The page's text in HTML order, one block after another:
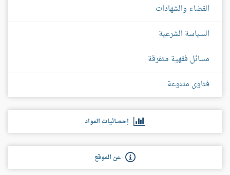
القضاء والشهادات
السياسة الشرعية
مسائل فقهية متفرقة
فتاوى متنوعة
إحصائيات المواد
عن الموقع